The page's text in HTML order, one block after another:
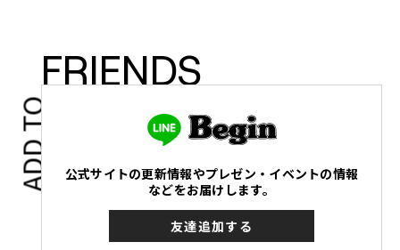
ADD TO
FRIENDS
公式サイトの更新情報やプレゼン・イベントの情報
などをお届けします。
友達追加する